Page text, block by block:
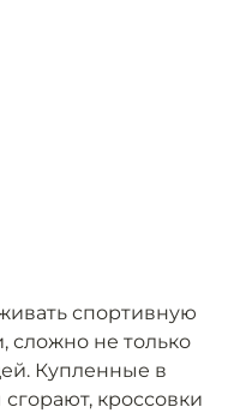
спортивную
сложно не только
Купленные в
кроссовки